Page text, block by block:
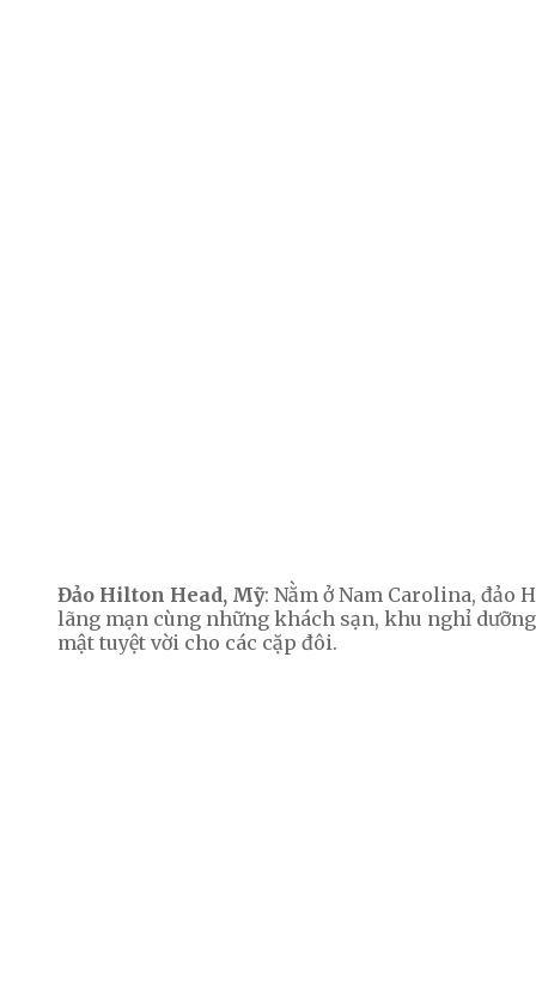
Đảo Hilton Head, Mỹ: Nằm ở Nam Carolina, đảo
lãng mạn cùng những khách sạn, khu nghỉ
mật tuyệt vời cho các cặp đôi.